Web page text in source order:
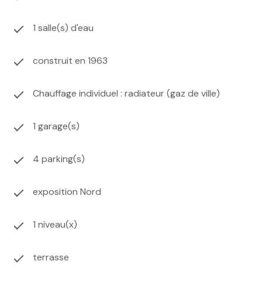
Les informations sur les risques auxquels ce bien est
1 salle(s) d'eau
construit en 1963
Chauffage individuel : radiateur (gaz de ville)
1 garage(s)
4 parking(s)
exposition Nord
1 niveau(x)
terrasse